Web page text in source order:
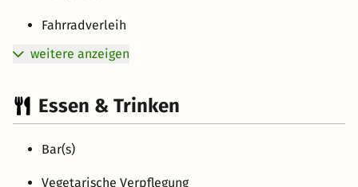
Fahrradverleih
weitere anzeigen
Essen & Trinken
Bar(s)
Vegetarische Verpflegung